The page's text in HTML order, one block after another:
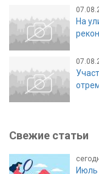
На
Свежие статьи
Июль